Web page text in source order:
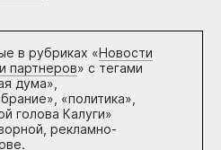
в рубриках «Новости
партнеров» с тегами
дума»,
«политика»,
голова Калуги»
рекламно-